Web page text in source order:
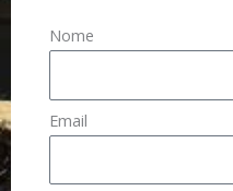
Nome
Email